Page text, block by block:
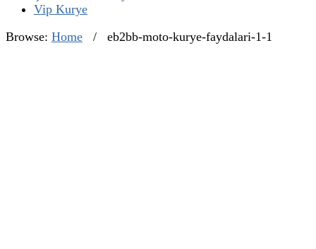
Vip Kurye
Browse: Home / eb2bb-moto-kurye-faydalari-1-1